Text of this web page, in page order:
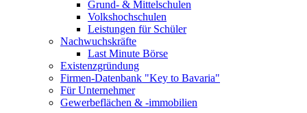
Grund- & Mittelschulen
Volkshochschulen
Leistungen für Schüler
Nachwuchskräfte
Last Minute Börse
Existenzgründung
Firmen-Datenbank "Key to Bavaria"
Für Unternehmer
Gewerbeflächen & -immobilien